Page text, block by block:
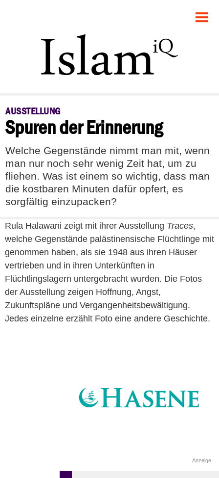
POLITIK
FEUILLETON
PANORAMA
RECHT
DEBATTE
AUSSTELLUNG
Spuren der Erinnerung
Welche Gegenstände nimmt man mit, wenn
man nur noch sehr wenig Zeit hat, um zu
fliehen. Was ist einem so wichtig, dass man
die kostbaren Minuten dafür opfert, es
sorgfältig einzupacken?
Rula Halawani zeigt mit ihrer Ausstellung Traces,
welche Gegenstände palästinensische Flüchtlinge mit
genommen haben, als sie 1948 aus ihren Häuser
vertrieben und in ihren Unterkünften in
Flüchtlingslagern untergebracht wurden. Die Fotos
der Ausstellung zeigen Hoffnung, Angst,
Zukunftspläne und Vergangenheitsbewältigung.
Jedes einzelne erzählt Foto eine andere Geschichte.
Anzeige